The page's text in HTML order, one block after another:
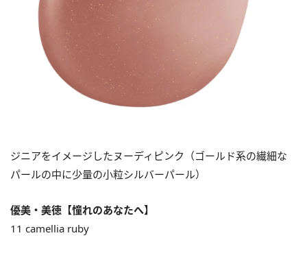
ジニアをイメージしたヌーディピンク（ゴールド系の繊細な
パールの中に少量の小粒シルバーパール）
優美・美徳【憧れのあなたへ】
11 camellia ruby